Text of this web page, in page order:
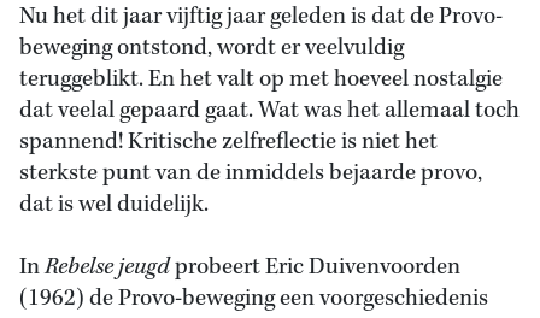
Nu het dit jaar vijftig jaar geleden is dat de Provo-
beweging ontstond, wordt er veelvuldig
teruggeblikt. En het valt op met hoeveel nostalgie
dat veelal gepaard gaat. Wat was het allemaal toch
spannend! Kritische zelfreflectie is niet het
sterkste punt van de inmiddels bejaarde provo,
dat is wel duidelijk.
InRebelse jeugdprobeert Eric Duivenvoorden
(1962) de Provo-beweging een voorgeschiedenis